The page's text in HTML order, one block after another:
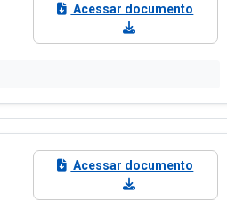
Acessar documento
Acessar documento